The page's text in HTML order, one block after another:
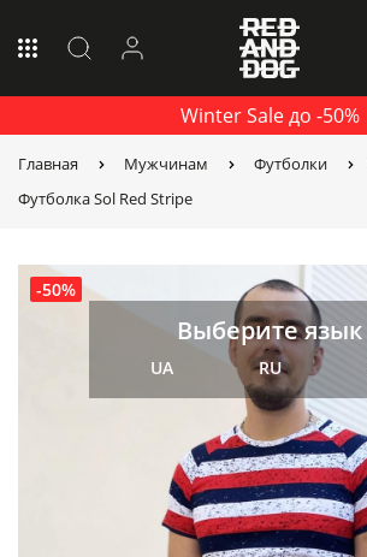
Winter Sale до -50%
Главная Мужчинам Футболки
Футболка Sol Red Stripe
-50%
Выберите язык
UA RU